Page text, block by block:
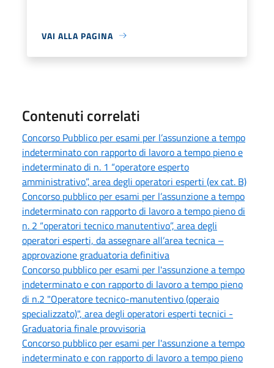
VAI ALLA PAGINA
Contenuti correlati
Concorso Pubblico per esami per l’assunzione a tempo
indeterminato con rapporto di lavoro a tempo pieno e
indeterminato di n. 1 “operatore esperto
amministrativo”, area degli operatori esperti (ex cat. B)
Concorso pubblico per esami per l’assunzione a tempo
indeterminato con rapporto di lavoro a tempo pieno di
n. 2 “operatori tecnico manutentivo”, area degli
operatori esperti, da assegnare all’area tecnica –
approvazione graduatoria definitiva
Concorso pubblico per esami per l'assunzione a tempo
indeterminato e con rapporto di lavoro a tempo pieno
di n.2 "Operatore tecnico-manutentivo (operaio
specializzato)", area degli operatori esperti tecnici -
Graduatoria finale provvisoria
Concorso pubblico per esami per l'assunzione a tempo
indeterminato e con rapporto di lavoro a tempo pieno